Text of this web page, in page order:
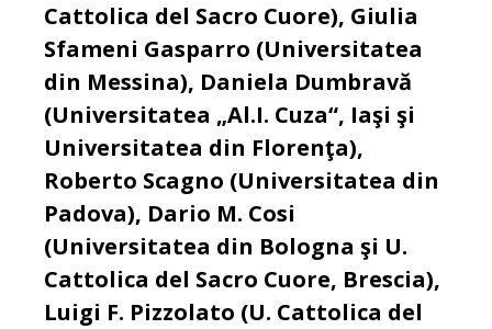
Cattolica del Sacro Cuore), Giulia
Sfameni Gasparro (Universitatea
din Messina), Daniela Dumbravă
(Universitatea „Al.I. Cuza“, Iaşi şi
Universitatea din Florenţa),
Roberto Scagno (Universitatea din
Padova), Dario M. Cosi
(Universitatea din Bologna şi U.
Cattolica del Sacro Cuore, Brescia),
Luigi F. Pizzolato (U. Cattolica del